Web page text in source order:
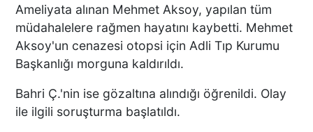
ÜNLÜ YÖNETMEN EZEL
AKAY’A ŞOK OPERASYON!
KARDEŞİYLE GÖZALTINA
ALINDI
DENİZLİ’DE ÇARPIŞMANIN
ŞİDDETİYLE SAVRULDU! 5
Ameliyata alınan Mehmet Aksoy, yapılan tüm
müdahalelere rağmen hayatını kaybetti. Mehmet
Aksoy'un cenazesi otopsi için Adli Tıp Kurumu
Başkanlığı morguna kaldırıldı.
Bahri Ç.'nin ise gözaltına alındığı öğrenildi. Olay
ile ilgili soruşturma başlatıldı.